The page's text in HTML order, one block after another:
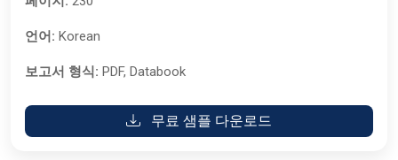
언어: Korean
보고서 형식: PDF, Databook
무료 샘플 다운로드